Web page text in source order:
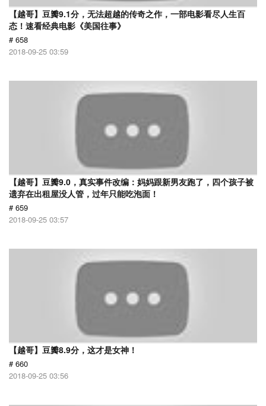
【越哥】豆瓣9.1分，无法超越的传奇之作，一部电影看尽人生百
态！速看经典电影《美国往事》
# 658
2018-09-25 03:59
【越哥】豆瓣9.0，真实事件改编：妈妈跟新男友跑了，四个孩子被
遗弃在出租屋没人管，过年只能吃泡面！
# 659
2018-09-25 03:57
【越哥】豆瓣8.9分，这才是女神！
# 660
2018-09-25 03:56